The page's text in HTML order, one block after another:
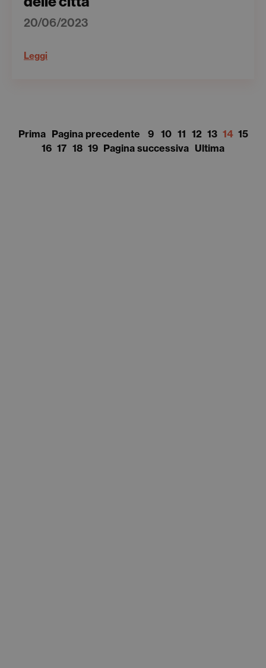
20/06/2023
Leggi
Prima Pagina precedente 9 10 11 12 13 14 15
16 17 18 19 Pagina successiva Ultima